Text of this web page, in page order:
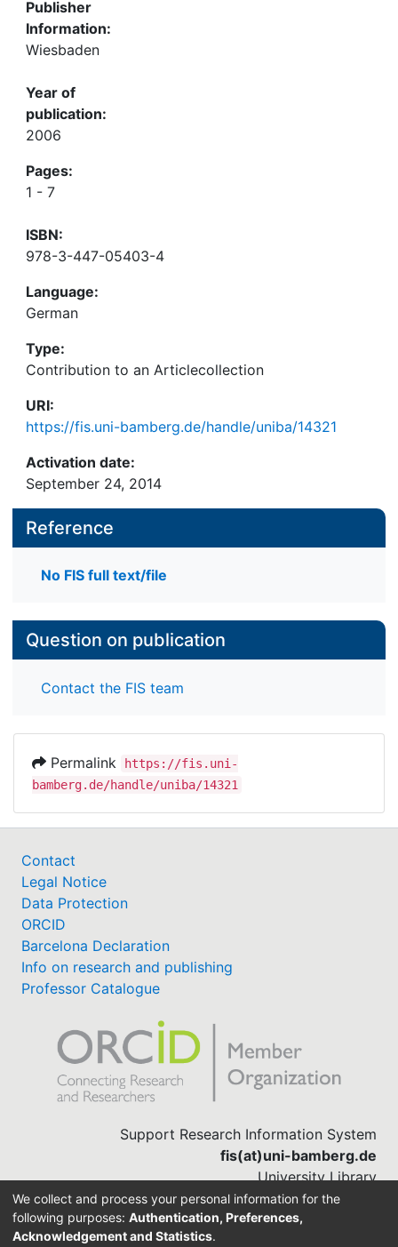
Publisher
Information:
Wiesbaden
Year of
publication:
2006
Pages:
1 - 7
ISBN:
978-3-447-05403-4
Language:
German
Type:
Contribution to an Articlecollection
URI:
https://fis.uni-bamberg.de/handle/uniba/14321
Activation date:
September 24, 2014
Reference
No FIS full text/file
Question on publication
Contact the FIS team
Permalink
https://fis.uni-
bamberg.de/handle/uniba/14321
Contact
Legal Notice
Data Protection
ORCID
Barcelona Declaration
Info on research and publishing
Professor Catalogue
Support Research Information System
fis(at)uni-bamberg.de
University Library
(0951) 863-1568
We collect and process your personal information for the
following purposes: Authentication, Preferences,
Acknowledgement and Statistics.